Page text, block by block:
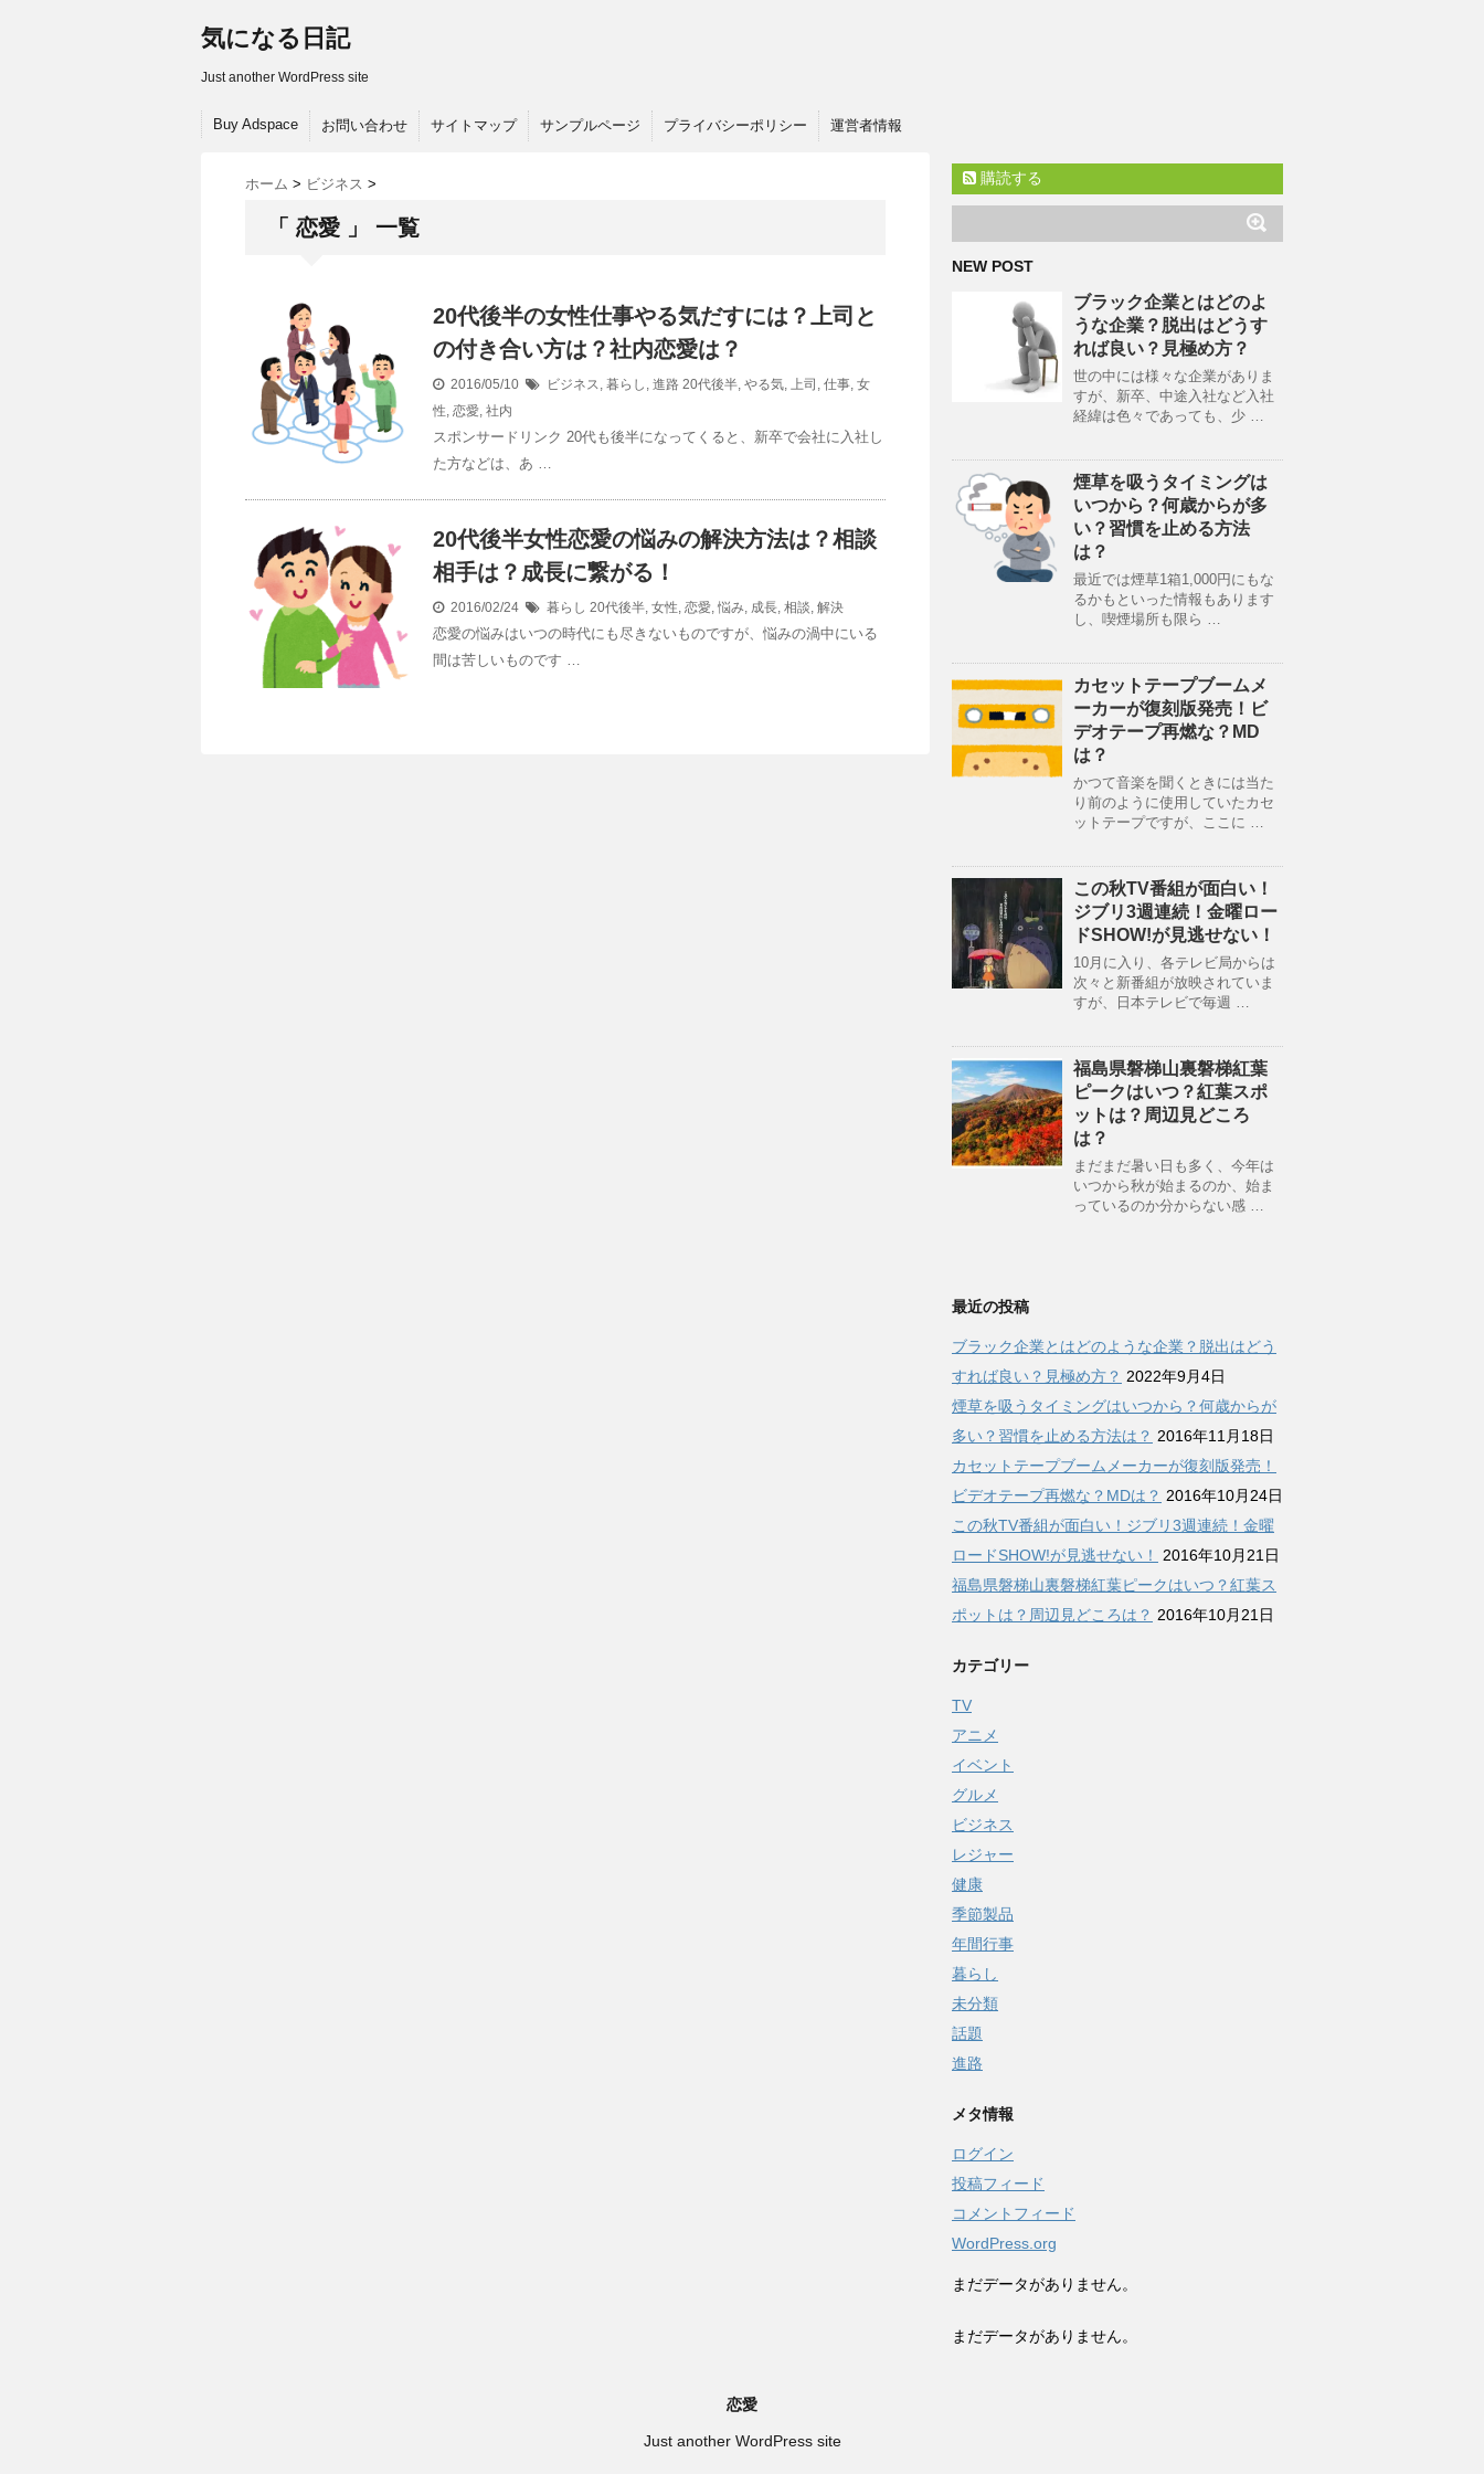
気になる日記
Just another WordPress site
Buy Adspace お問い合わせ サイトマップ サンプルページ プライバシーポリシー 運営者情報
ホーム > ビジネス >
「 恋愛 」 一覧
20代後半の女性仕事やる気だすには？上司と
の付き合い方は？社内恋愛は？
2016/05/10 ビジネス, 暮らし , 進路 20代後半, やる気, 上司 , 仕事, 女
性, 恋愛, 社内
スポンサードリンク 20代も後半になってくると、新卒で会社に入社し
た方などは、あ …
20代後半女性恋愛の悩みの解決方法は？相談
相手は？成長に繋がる！
2016/02/24 暮らし 20代後半, 女性, 恋愛, 悩み, 成長, 相談, 解決
恋愛の悩みはいつの時代にも尽きないものですが、悩みの渦中にいる
間は苦しいものです …
購読する
NEW POST
ブラック企業とはどのよ
うな企業？脱出はどうす
れば良い？見極め方？
世の中には様々な企業がありま
すが、新卒、中途入社など入社
経緯は色々であっても、少 …
煙草を吸うタイミングは
いつから？何歳からが多
い？習慣を止める方法
は？
最近では煙草1箱1,000円にもな
るかもといった情報もあります
し、喫煙場所も限ら …
カセットテープブームメ
ーカーが復刻版発売！ビ
デオテープ再燃な？MD
は？
かつて音楽を聞くときには当た
り前のように使用していたカセ
ットテープですが、ここに …
この秋TV番組が面白い！
ジブリ3週連続！金曜ロー
ドSHOW!が見逃せない！
10月に入り、各テレビ局からは
次々と新番組が放映されていま
すが、日本テレビで毎週 …
福島県磐梯山裏磐梯紅葉
ピークはいつ？紅葉スポ
ットは？周辺見どころ
は？
まだまだ暑い日も多く、今年は
いつから秋が始まるのか、始ま
っているのか分からない感 …
最近の投稿
ブラック企業とはどのような企業？脱出はどう
すれば良い？見極め方？ 2022年9月4日
煙草を吸うタイミングはいつから？何歳からが
多い？習慣を止める方法は？ 2016年11月18日
カセットテープブームメーカーが復刻版発売！
ビデオテープ再燃な？MDは？ 2016年10月24日
この秋TV番組が面白い！ジブリ3週連続！金曜
ロードSHOW!が見逃せない！
2016年10月21日
福島県磐梯山裏磐梯紅葉ピークはいつ？紅葉ス
ポットは？周辺見どころは？ 2016年10月21日
カテゴリー
TV
アニメ
イベント
グルメ
ビジネス
レジャー
健康
季節製品
年間行事
暮らし
未分類
話題
進路
メタ情報
ログイン
投稿フィード
コメントフィード
WordPress.org
まだデータがありません。
まだデータがありません。
恋愛
Just another WordPress site